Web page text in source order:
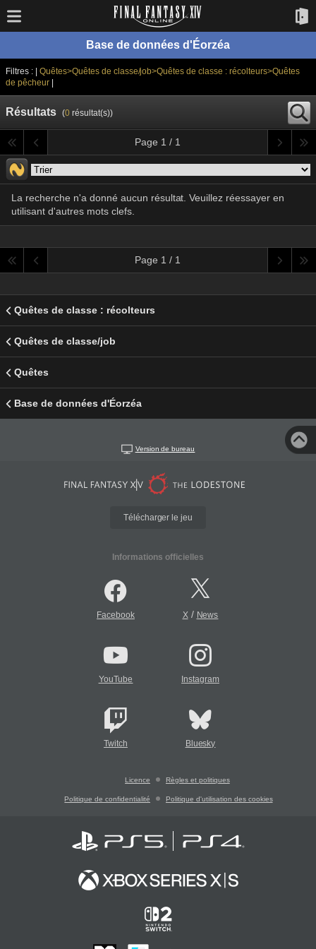
Base de données d'Éorzéa
Filtres : | Quêtes>Quêtes de classe/job>Quêtes de classe : récolteurs>Quêtes
de pêcheur|
Résultats (0résultat(s))
Page 1 / 1
La recherche n'a donné aucun résultat. Veuillez réessayer en
utilisant d'autres mots clefs.
Page 1 / 1
Quêtes de classe : récolteurs
Quêtes de classe/job
Quêtes
Base de données d'Éorzéa
Version de bureau
Télécharger le jeu
Informations officielles
Facebook X/ News
YouTube Instagram
Twitch Bluesky
Licence Règles et politiques
Politique de confidentialité Politique d'utilisation des cookies